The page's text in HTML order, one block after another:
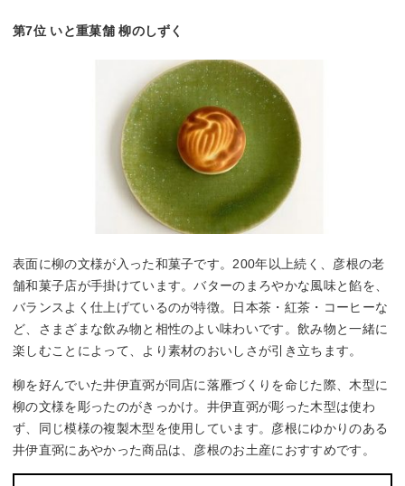
第7位 いと重菓舗 柳のしずく
表面に柳の文様が入った和菓子です。200年以上続く、彦根の老
舗和菓子店が手掛けています。バターのまろやかな風味と餡を、
バランスよく仕上げているのが特徴。日本茶・紅茶・コーヒーな
ど、さまざまな飲み物と相性のよい味わいです。飲み物と一緒に
楽しむことによって、より素材のおいしさが引き立ちます。
柳を好んでいた井伊直弼が同店に落雁づくりを命じた際、木型に
柳の文様を彫ったのがきっかけ。井伊直弼が彫った木型は使わ
ず、同じ模様の複製木型を使用しています。彦根にゆかりのある
井伊直弼にあやかった商品は、彦根のお土産におすすめです。